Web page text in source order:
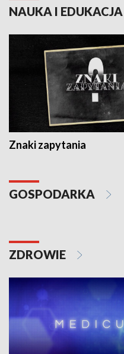
NAUKA I EDUKACJA
Znaki zapytania
GOSPODARKA
ZDROWIE